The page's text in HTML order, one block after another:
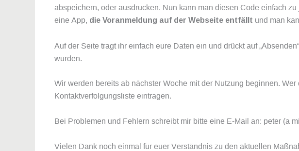
abspeichern, oder ausdrucken. Nun kann man diesen Code einfach
eine App, die Voranmeldung auf der Webseite entfällt und man
Auf der Seite tragt ihr einfach eure Daten ein und drückt auf
wurden.
Wir werden bereits ab nächster Woche mit der Nutzung beginnen.
Kontaktverfolgungsliste eintragen.
Bei Problemen und Fehlern schreibt mir bitte eine E-Mail an: peter (a
Vielen Dank noch einmal für euer Verständnis zu den aktuellen